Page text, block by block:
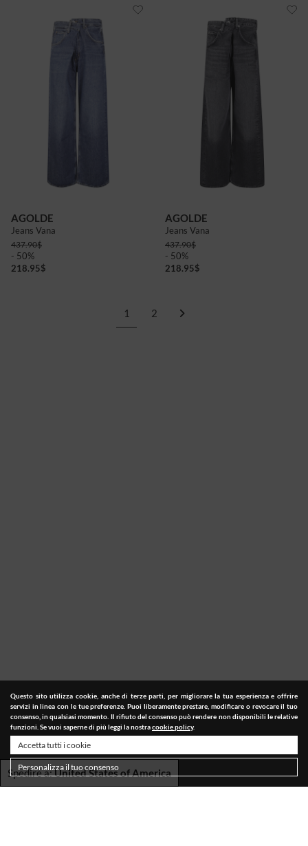
AGOLDE
Jeans Vana
437.90$
- 50%
218.95$
AGOLDE
Jeans Vana
437.90$
- 50%
218.95$
1 2
Spedire a:United States of America
Questo sito utilizza cookie, anche di terze parti, per migliorare la tua esperienza e offrire
servizi in linea con le tue preferenze. Puoi liberamente prestare, modificare o revocare il tuo
consenso, in qualsiasi momento. Il rifiuto del consenso può rendere non disponibili le relative
funzioni. Se vuoi saperne di più leggi la nostracookie policy.
Accetta tutti i cookie
Personalizza il tuo consenso